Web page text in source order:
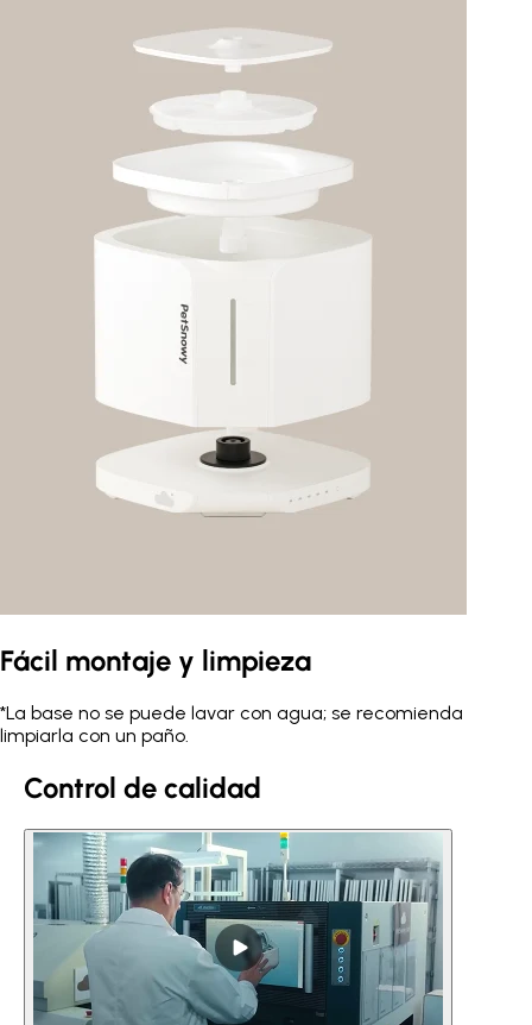
Fácil montaje y limpieza
*La base no se puede lavar con agua; se recomienda
limpiarla con un paño.
Control de calidad